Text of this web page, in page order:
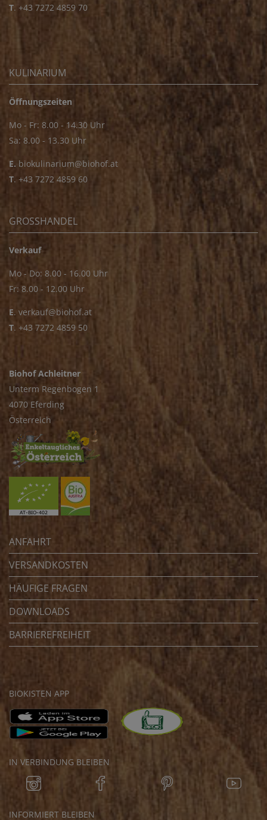
T. +43 7272 4859 70
KULINARIUM
Öffnungszeiten
Mo - Fr: 8.00 - 14.30 Uhr
Sa: 8.00 - 13.30 Uhr
E. biokulinarium@biohof.at
T. +43 7272 4859 60
GROSSHANDEL
Verkauf
Mo - Do: 8.00 - 16.00 Uhr
Fr: 8.00 - 12.00 Uhr
E. verkauf@biohof.at
T. +43 7272 4859 50
Biohof Achleitner
Unterm Regenbogen 1
4070 Eferding
Österreich
ANFAHRT
VERSANDKOSTEN
HÄUFIGE FRAGEN
DOWNLOADS
BARRIEREFREIHEIT
BIOKISTEN APP
IN VERBINDUNG BLEIBEN
INFORMIERT BLEIBEN